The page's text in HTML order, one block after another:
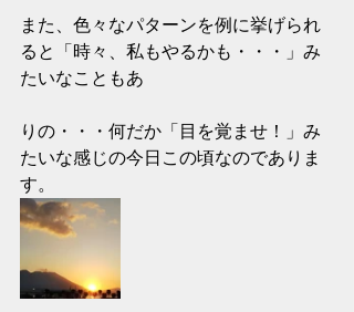
また、色々なパターンを例に挙げられ
ると「時々、私もやるかも・・・」み
たいなこともあ
りの・・・何だか「目を覚ませ！」み
たいな感じの今日この頃なのでありま
す。